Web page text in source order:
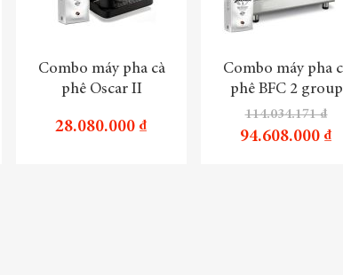
Combo máy pha cà
phê Oscar II
28.080.000 ₫
Combo máy pha
phê BFC 2 group
114.034.171 ₫
94.608.000 ₫